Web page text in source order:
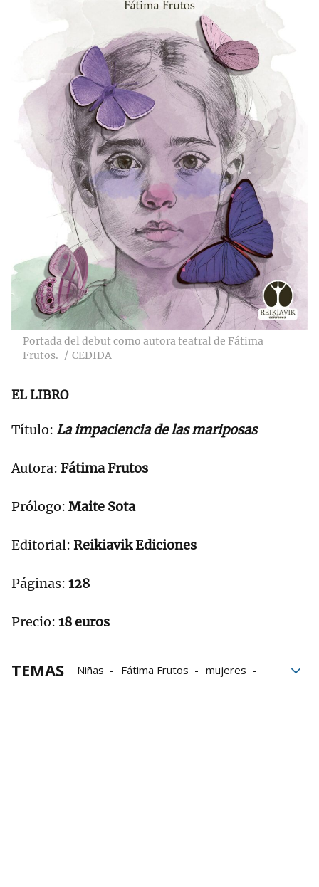
Portada del debut como autora teatral de Fátima
Frutos.
CEDIDA
EL LIBRO
Título: La impaciencia de las mariposas
Autora: Fátima Frutos
Prólogo: Maite Sota
Editorial: Reikiavik Ediciones
Páginas: 128
Precio: 18 euros
TEMAS Niñas Fátima Frutos
mujeres